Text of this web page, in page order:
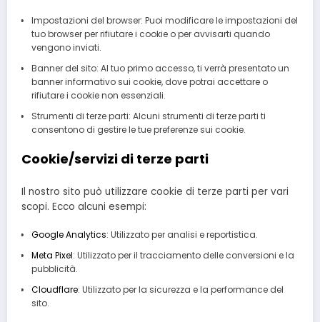
Impostazioni del browser: Puoi modificare le impostazioni del
tuo browser per rifiutare i cookie o per avvisarti quando
vengono inviati.
Banner del sito: Al tuo primo accesso, ti verrà presentato un
banner informativo sui cookie, dove potrai accettare o
rifiutare i cookie non essenziali.
Strumenti di terze parti: Alcuni strumenti di terze parti ti
consentono di gestire le tue preferenze sui cookie.
Cookie/servizi di terze parti
Il nostro sito può utilizzare cookie di terze parti per vari
scopi. Ecco alcuni esempi:
Google Analytics: Utilizzato per analisi e reportistica.
Meta Pixel: Utilizzato per il tracciamento delle conversioni e la
pubblicità.
Cloudflare: Utilizzato per la sicurezza e la performance del
sito.